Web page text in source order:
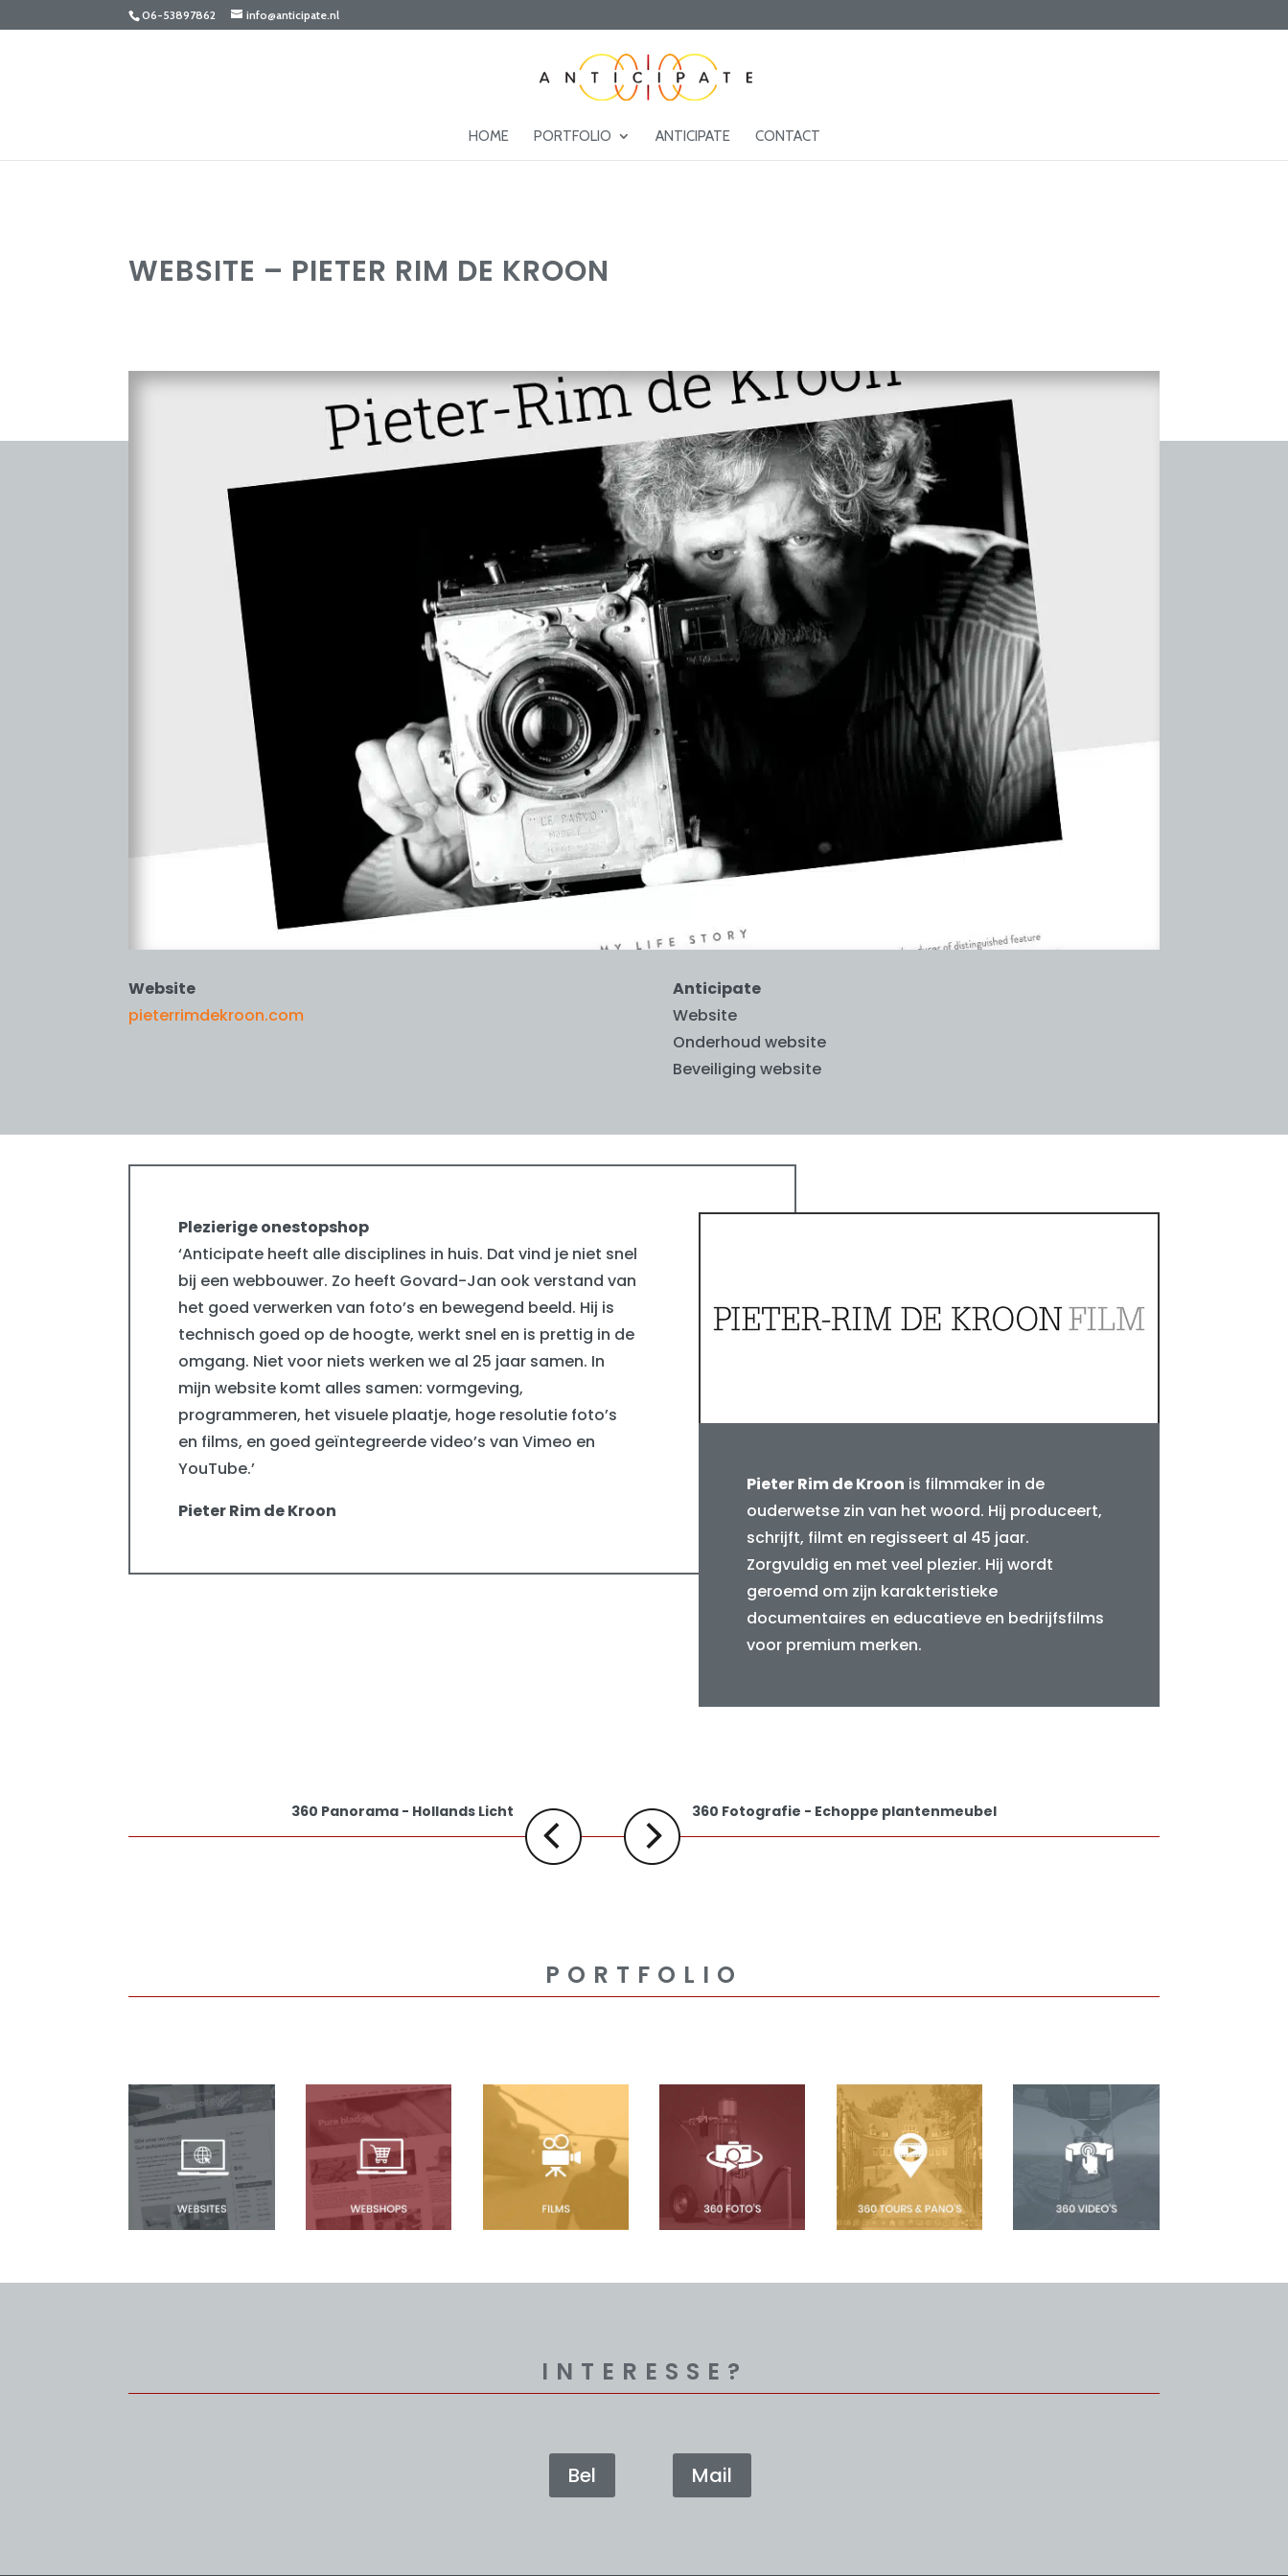
06-53897862 info@anticipate.nl
HOME PORTFOLIO ANTICIPATE CONTACT
WEBSITE – PIETER RIM DE KROON
Website
pieterrimdekroon.com
Anticipate
Website
Onderhoud website
Beveiliging website
Plezierige onestopshop
‘Anticipate heeft alle disciplines in huis. Dat vind je niet snel
bij een webbouwer. Zo heeft Govard-Jan ook verstand van
het goed verwerken van foto’s en bewegend beeld. Hij is
technisch goed op de hoogte, werkt snel en is prettig in de
omgang. Niet voor niets werken we al 25 jaar samen. In
mijn website komt alles samen: vormgeving,
programmeren, het visuele plaatje, hoge resolutie foto’s
en films, en goed geïntegreerde video’s van Vimeo en
YouTube.’
Pieter Rim de Kroon
Pieter Rim de Kroon is filmmaker in de
ouderwetse zin van het woord. Hij produceert,
schrijft, filmt en regisseert al 45 jaar.
Zorgvuldig en met veel plezier. Hij wordt
geroemd om zijn karakteristieke
documentaires en educatieve en bedrijfsfilms
voor premium merken.
360 Panorama - Hollands Licht 360 Fotografie - Echoppe plantenmeubel
PORTFOLIO
INTERESSE?
Bel Mail